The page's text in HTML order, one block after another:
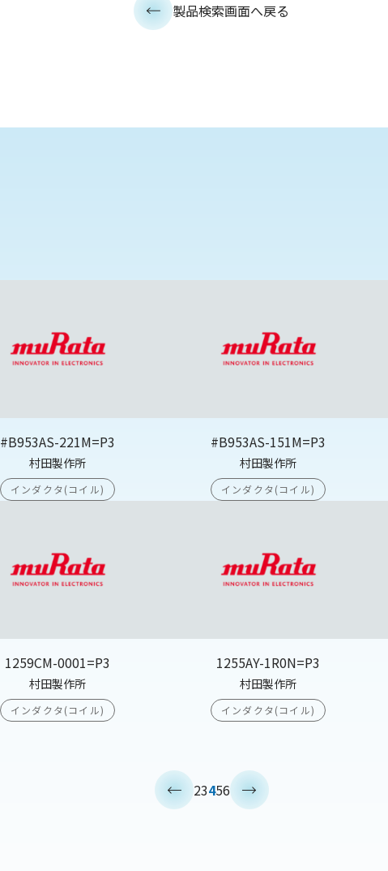
製品検索画面へ戻る
#B953AS-221M=P3
村田製作所
インダクタ(コイル)
#B953AS-151M=P3
村田製作所
インダクタ(コイル)
1259CM-0001=P3
村田製作所
インダクタ(コイル)
1255AY-1R0N=P3
村田製作所
インダクタ(コイル)
23456